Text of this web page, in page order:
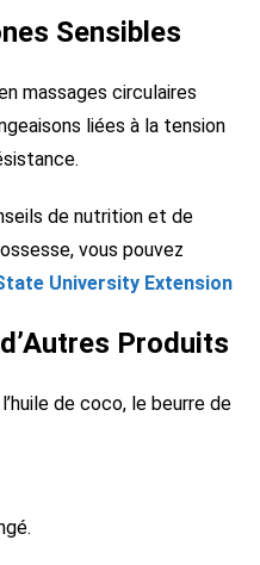
Sensibles
massages circulaires
liées à la tension
de nutrition et de
vous pouvez
University Extension
Produits
de coco, le beurre de